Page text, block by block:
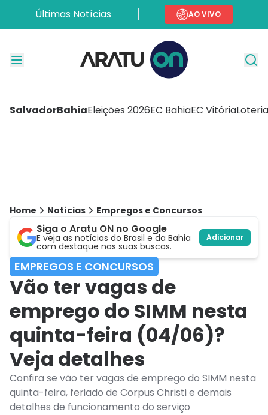
Últimas Notícias AO VIVO
SalvadorBahiaEleições 2026EC BahiaEC Vitória
Home Notícias Empregos e Concursos
Siga o Aratu ON no Google
E veja as notícias do Brasil e da Bahia
com destaque nas suas buscas.
Adicionar
EMPREGOS E CONCURSOS
Vão ter vagas de
emprego do SIMM nesta
quinta-feira (04/06)?
Veja detalhes
Confira se vão ter vagas de emprego do SIMM nesta
quinta-feira, feriado de Corpus Christi e demais
detalhes de funcionamento do serviço